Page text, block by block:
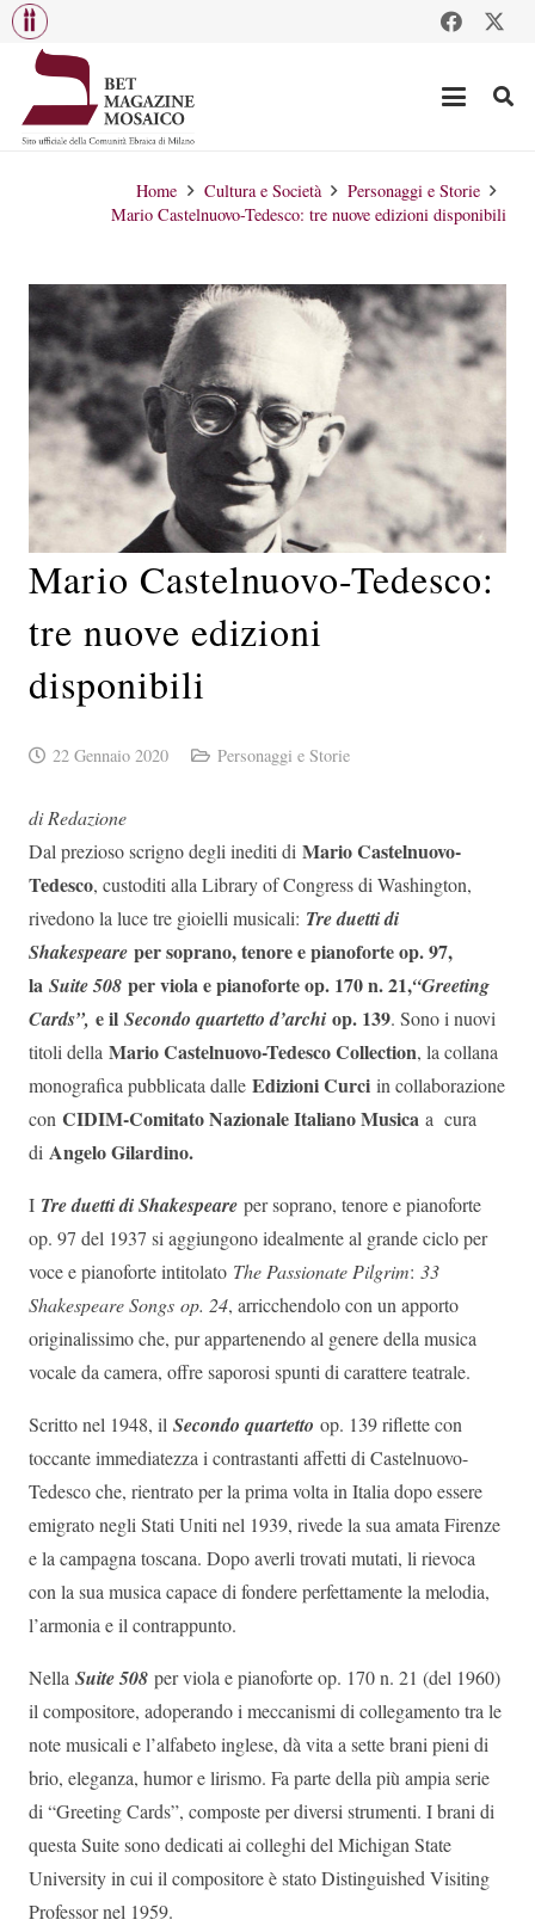
Home Cultura e Società
Personaggi e Storie
Mario Castelnuovo-Tedesco: tre nuove edizioni disponibili
Mario Castelnuovo-Tedesco:
tre nuove edizioni
disponibili
22 Gennaio 2020 Personaggi e Storie
di Redazione
Dal prezioso scrigno degli inediti di Mario Castelnuovo-
Tedesco, custoditi alla Library of Congress di Washington,
rivedono la luce tre gioielli musicali: Tre duetti di
Shakespeare per soprano, tenore e pianoforte op. 97,
la Suite 508 per viola e pianoforte op. 170 n. 21,“Greeting
Cards”, e il Secondo quartetto d’archi op. 139. Sono i nuovi
titoli della Mario Castelnuovo-Tedesco Collection, la collana
monografica pubblicata dalle Edizioni Curci in collaborazione
con CIDIM-Comitato Nazionale Italiano Musica a cura
di Angelo Gilardino.
I Tre duetti di Shakespeare per soprano, tenore e pianoforte
op. 97 del 1937 si aggiungono idealmente al grande ciclo per
voce e pianoforte intitolato The Passionate Pilgrim: 33
Shakespeare Songs op. 24, arricchendolo con un apporto
originalissimo che, pur appartenendo al genere della musica
vocale da camera, offre saporosi spunti di carattere teatrale.
Scritto nel 1948, il Secondo quartetto op. 139 riflette con
toccante immediatezza i contrastanti affetti di Castelnuovo-
Tedesco che, rientrato per la prima volta in Italia dopo essere
emigrato negli Stati Uniti nel 1939, rivede la sua amata Firenze
e la campagna toscana. Dopo averli trovati mutati, li rievoca
con la sua musica capace di fondere perfettamente la melodia,
l’armonia e il contrappunto.
Nella Suite 508 per viola e pianoforte op. 170 n. 21 (del 1960)
il compositore, adoperando i meccanismi di collegamento tra le
note musicali e l’alfabeto inglese, dà vita a sette brani pieni di
brio, eleganza, humor e lirismo. Fa parte della più ampia serie
di “Greeting Cards”, composte per diversi strumenti. I brani di
questa Suite sono dedicati ai colleghi del Michigan State
University in cui il compositore è stato Distinguished Visiting
Professor nel 1959.